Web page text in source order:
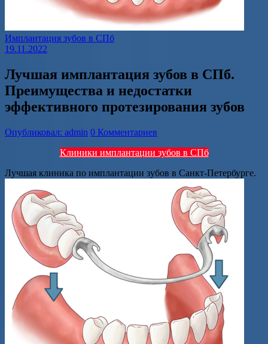
Имплантация зубов в СПб
19.11.2022
Лучшая имплантация зубов в СПб.
Преимущества и недостатки
эффективного протезирования зубов
Опубликовал: admin 0 Комментариев
Клиники имплантации зубов в СПб
Лучшая клиника по имплантации зубов в Санкт-Петербурге.